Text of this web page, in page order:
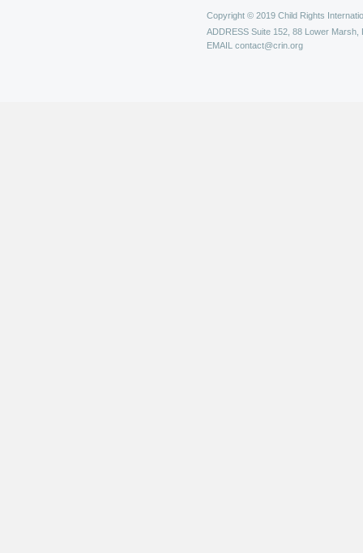
Copyright © 2019 Child Rights
ADDRESS Suite 152, 88 Lower Marsh,
EMAIL contact@crin.org